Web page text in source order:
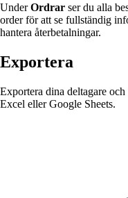
UnderOrdrar ser du alla
order för att se fullständig
hantera återbetalningar.
Exportera
Exportera dina deltagare
Excel eller Google Sheets.